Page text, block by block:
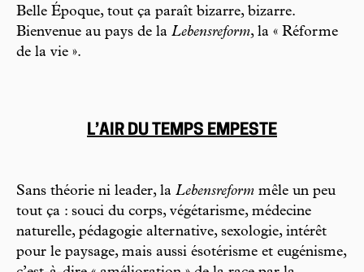
Belle Époque, tout ça paraît bizarre, bizarre.
Bienvenue au pays de la Lebensreform, la « Réforme
de la vie ».
L’AIR DU TEMPS EMPESTE
Sans théorie ni leader, la Lebensreform mêle un peu
tout ça : souci du corps, végétarisme, médecine
naturelle, pédagogie alternative, sexologie, intérêt
pour le paysage, mais aussi ésotérisme et eugénisme,